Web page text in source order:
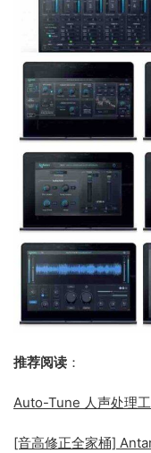
推荐阅读 ：
Auto-Tune 人声处理
[音高修正全家桶]